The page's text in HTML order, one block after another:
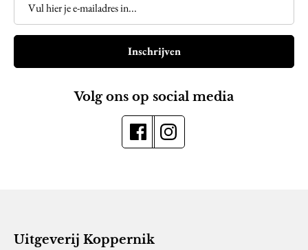
Inschrijven
Volg ons op social media
Uitgeverij Koppernik